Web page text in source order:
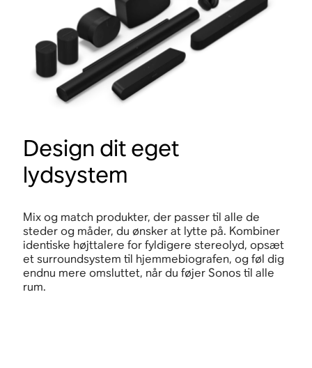
Design dit eget
lydsystem
Mix og match produkter, der passer til alle de
steder og måder, du ønsker at lytte på. Kombiner
identiske højttalere for fyldigere stereolyd, opsæt
et surroundsystem til hjemmebiografen, og føl dig
endnu mere omsluttet, når du føjer Sonos til alle
rum.